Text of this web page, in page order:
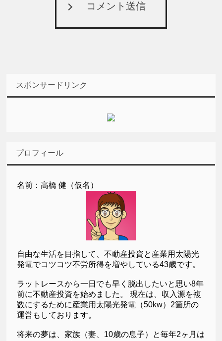
コメント送信
スポンサードリンク
プロフィール
名前：高橋 健（仮名）
自由な生活を目指して、不動産投資と産業用太陽光
発電でコツコツ不労所得を増やしている43歳です。
ラットレースから一日でも早く脱出したいと思い8年
前に不動産投資を始めました。 現在は、収入源を複
数にするために産業用太陽光発電（50kw）2箇所の
運営もしております。
将来の夢は、家族（妻、10歳の息子）と毎年2ヶ月は